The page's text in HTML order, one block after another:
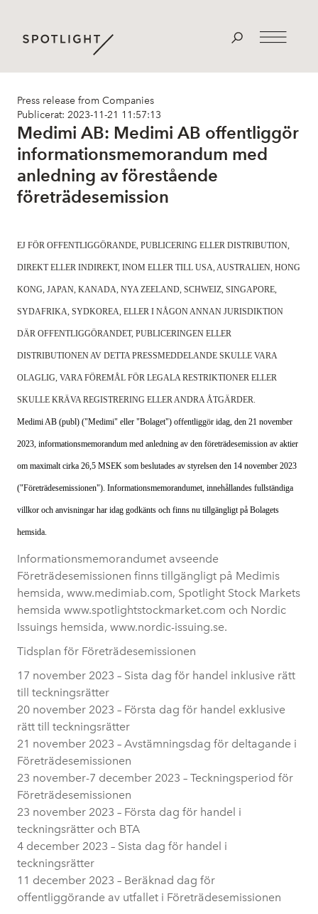
Press release from Companies
Publicerat: 2023-11-21 11:57:13
Medimi AB: Medimi AB offentliggör
informationsmemorandum med
anledning av förestående
företrädesemission
EJ FÖR OFFENTLIGGÖRANDE, PUBLICERING ELLER DISTRIBUTION,
DIREKT ELLER INDIREKT, INOM ELLER TILL USA, AUSTRALIEN, HONG
KONG, JAPAN, KANADA, NYA ZEELAND, SCHWEIZ, SINGAPORE,
SYDAFRIKA, SYDKOREA, ELLER I NÅGON ANNAN JURISDIKTION
DÄR OFFENTLIGGÖRANDET, PUBLICERINGEN ELLER
DISTRIBUTIONEN AV DETTA PRESSMEDDELANDE SKULLE VARA
OLAGLIG, VARA FÖREMÅL FÖR LEGALA RESTRIKTIONER ELLER
SKULLE KRÄVA REGISTRERING ELLER ANDRA ÅTGÄRDER.
Medimi AB (publ) ("Medimi" eller "Bolaget") offentliggör idag, den 21 november
2023, informationsmemorandum med anledning av den företrädesemission av aktier
om maximalt cirka 26,5 MSEK som beslutades av styrelsen den 14 november 2023
("Företrädesemissionen"). Informationsmemorandumet, innehållandes fullständiga
villkor och anvisningar har idag godkänts och finns nu tillgängligt på Bolagets
hemsida.
Informationsmemorandumet avseende
Företrädesemissionen finns tillgängligt på Medimis
hemsida, www.medimiab.com, Spotlight Stock Markets
hemsida www.spotlightstockmarket.com och Nordic
Issuings hemsida, www.nordic-issuing.se.
Tidsplan för Företrädesemissionen
17 november 2023 – Sista dag för handel inklusive rätt
till teckningsrätter
20 november 2023 – Första dag för handel exklusive
rätt till teckningsrätter
21 november 2023 – Avstämningsdag för deltagande i
Företrädesemissionen
23 november-7 december 2023 – Teckningsperiod för
Företrädesemissionen
23 november 2023 – Första dag för handel i
teckningsrätter och BTA
4 december 2023 – Sista dag för handel i
teckningsrätter
11 december 2023 – Beräknad dag för
offentliggörande av utfallet i Företrädesemissionen